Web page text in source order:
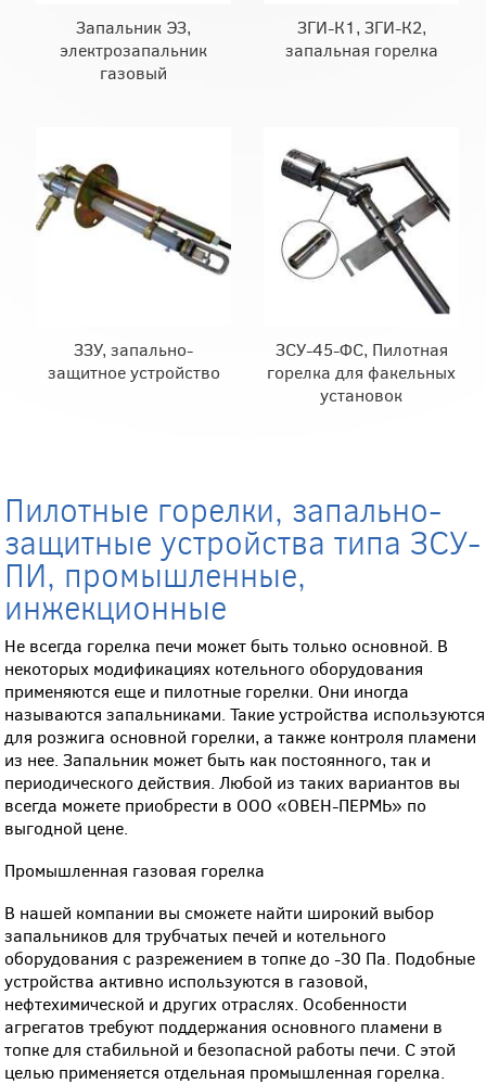
Запальник ЭЗ,
электрозапальник
газовый
ЗГИ-К1, ЗГИ-К2,
запальная горелка
ЗЗУ, запально-
защитное устройство
ЗСУ-45-ФС, Пилотная
горелка для факельных
установок
Пилотные горелки, запально-
защитные устройства типа ЗСУ-
ПИ, промышленные,
инжекционные
Не всегда горелка печи может быть только основной. В
некоторых модификациях котельного оборудования
применяются еще и пилотные горелки. Они иногда
называются запальниками. Такие устройства используются
для розжига основной горелки, а также контроля пламени
из нее. Запальник может быть как постоянного, так и
периодического действия. Любой из таких вариантов вы
всегда можете приобрести в ООО «ОВЕН-ПЕРМЬ» по
выгодной цене.
Промышленная газовая горелка
В нашей компании вы сможете найти широкий выбор
запальников для трубчатых печей и котельного
оборудования с разрежением в топке до -30 Па. Подобные
устройства активно используются в газовой,
нефтехимической и других отраслях. Особенности
агрегатов требуют поддержания основного пламени в
топке для стабильной и безопасной работы печи. С этой
целью применяется отдельная промышленная горелка.